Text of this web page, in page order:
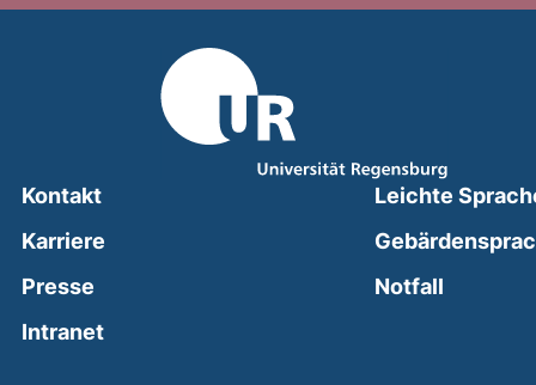
Kontakt
Karriere
Presse
Intranet(external link, opens in a new window)
Leichte
Notfall